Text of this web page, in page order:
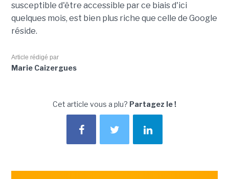
susceptible d'être accessible par ce biais d'ici
quelques mois, est bien plus riche que celle de Google
réside.
Article rédigé par
Marie Caizergues
Cet article vous a plu? Partagez le !